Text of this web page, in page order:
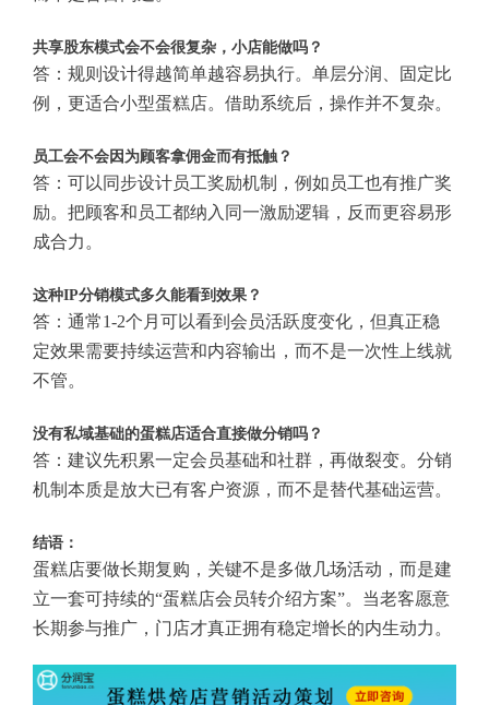
共享股东模式会不会很复杂，小店能做吗？
答：规则设计得越简单越容易执行。单层分润、固定比
例，更适合小型蛋糕店。借助系统后，操作并不复杂。
员工会不会因为顾客拿佣金而有抵触？
答：可以同步设计员工奖励机制，例如员工也有推广奖
励。把顾客和员工都纳入同一激励逻辑，反而更容易形
成合力。
这种IP分销模式多久能看到效果？
答：通常1-2个月可以看到会员活跃度变化，但真正稳
定效果需要持续运营和内容输出，而不是一次性上线就
不管。
没有私域基础的蛋糕店适合直接做分销吗？
答：建议先积累一定会员基础和社群，再做裂变。分销
机制本质是放大已有客户资源，而不是替代基础运营。
结语：
蛋糕店要做长期复购，关键不是多做几场活动，而是建
立一套可持续的“蛋糕店会员转介绍方案”。当老客愿意
长期参与推广，门店才真正拥有稳定增长的内生动力。